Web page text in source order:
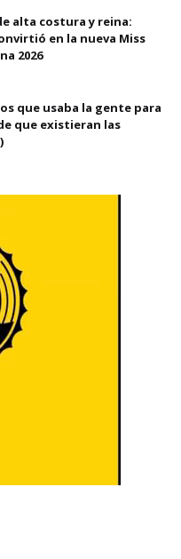
alta costura y reina:
en la nueva Miss
2026
que usaba la gente para
que existieran las